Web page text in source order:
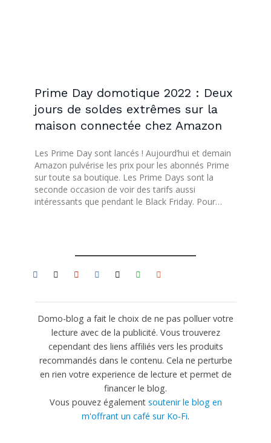
Prime Day domotique 2022 : Deux
jours de soldes extrêmes sur la
maison connectée chez Amazon
Les Prime Day sont lancés ! Aujourd’hui et demain
Amazon pulvérise les prix pour les abonnés Prime
sur toute sa boutique. Les Prime Days sont la
seconde occasion de voir des tarifs aussi
intéressants que pendant le Black Friday. Pour…
Domo-blog a fait le choix de ne pas polluer votre
lecture avec de la publicité. Vous trouverez
cependant des liens affiliés vers les produits
recommandés dans le contenu. Cela ne perturbe
en rien votre experience de lecture et permet de
financer le blog.
Vous pouvez également soutenir le blog en
m'offrant un café sur Ko-Fi.